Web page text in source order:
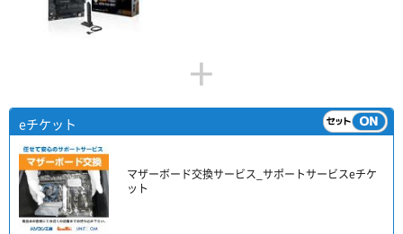
+
eチケット
マザーボード交換サービス_サポートサービスeチケ
ット